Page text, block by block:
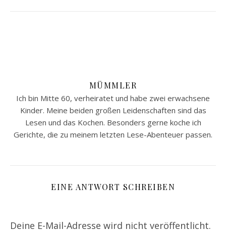
MÜMMLER
Ich bin Mitte 60, verheiratet und habe zwei erwachsene
Kinder. Meine beiden großen Leidenschaften sind das
Lesen und das Kochen. Besonders gerne koche ich
Gerichte, die zu meinem letzten Lese-Abenteuer passen.
EINE ANTWORT SCHREIBEN
Deine E-Mail-Adresse wird nicht veröffentlicht.